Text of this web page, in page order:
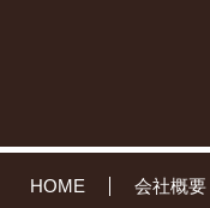
HOME 会社概要